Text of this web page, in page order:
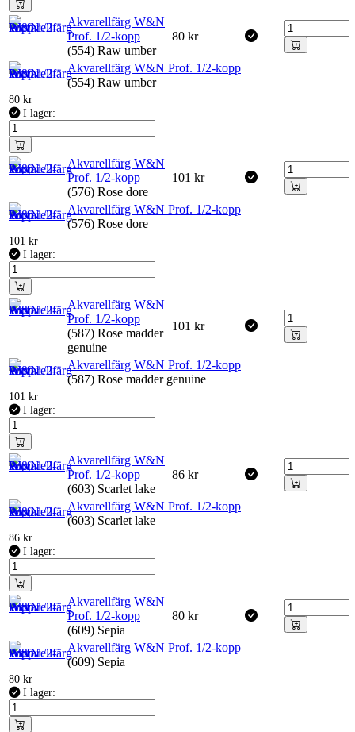
Akvarellfärg W&N
Prof. 1/2-kopp
(554) Raw umber
80 kr
Akvarellfärg W&N Prof. 1/2-kopp
(554) Raw umber
80 kr
I lager:
Akvarellfärg W&N
Prof. 1/2-kopp
(576) Rose dore
101 kr
Akvarellfärg W&N Prof. 1/2-kopp
(576) Rose dore
101 kr
I lager:
Akvarellfärg W&N
Prof. 1/2-kopp
(587) Rose madder
genuine
101 kr
Akvarellfärg W&N Prof. 1/2-kopp
(587) Rose madder genuine
101 kr
I lager:
Akvarellfärg W&N
Prof. 1/2-kopp
(603) Scarlet lake
86 kr
Akvarellfärg W&N Prof. 1/2-kopp
(603) Scarlet lake
86 kr
I lager:
Akvarellfärg W&N
Prof. 1/2-kopp
(609) Sepia
80 kr
Akvarellfärg W&N Prof. 1/2-kopp
(609) Sepia
80 kr
I lager: